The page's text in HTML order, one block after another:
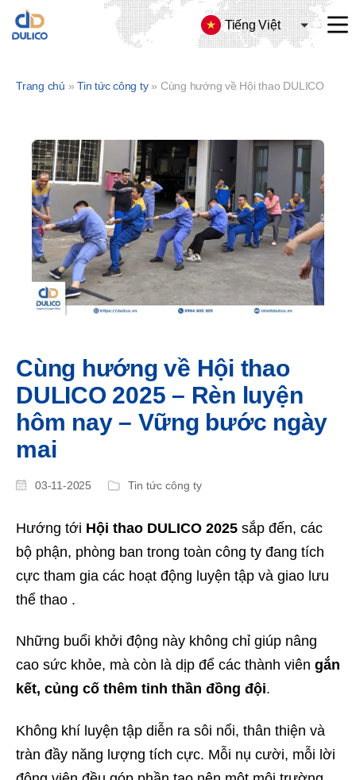
TNHH
DULICO
Tiếng Việt
Trang chủ »Tin tức công ty» Cùng hướng về Hội thao DULICO 2025 – Rèn luyện hôm nay – Vững bước ngày mai
Cùng hướng về Hội thao
DULICO 2025 – Rèn luyện
hôm nay – Vững bước ngày
mai
03-11-2025 Tin tức công ty
Hướng tới Hội thao DULICO 2025 sắp đến, các
bộ phận, phòng ban trong toàn công ty đang tích
cực tham gia các hoạt động luyện tập và giao lưu
thể thao .
Những buổi khởi động này không chỉ giúp nâng
cao sức khỏe, mà còn là dịp để các thành viên gắn
kết, củng cố thêm tinh thần đồng đội.
Không khí luyện tập diễn ra sôi nổi, thân thiện và
tràn đầy năng lượng tích cực. Mỗi nụ cười, mỗi lời